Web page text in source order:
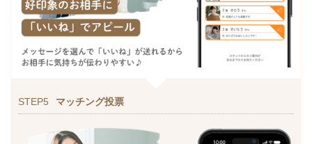
STEP5 マッチング投票